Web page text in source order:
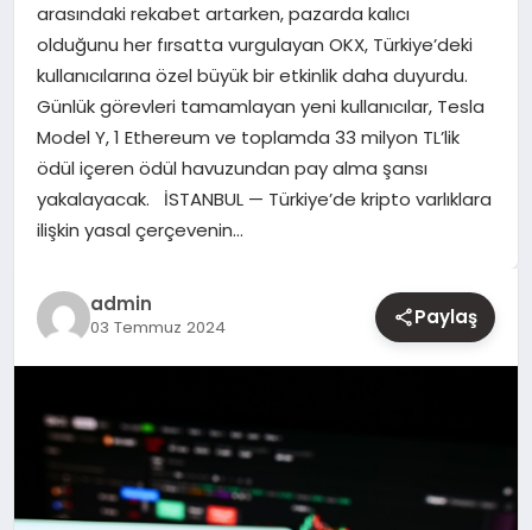
SPOR
YAŞAM
EĞITIM
arasındaki rekabet artarken, pazarda kalıcı
olduğunu her fırsatta vurgulayan OKX, Türkiye’deki
kullanıcılarına özel büyük bir etkinlik daha duyurdu.
Günlük görevleri tamamlayan yeni kullanıcılar, Tesla
Model Y, 1 Ethereum ve toplamda 33 milyon TL’lik
ödül içeren ödül havuzundan pay alma şansı
yakalayacak. İSTANBUL — Türkiye’de kripto varlıklara
ilişkin yasal çerçevenin…
admin
03 Temmuz 2024 Paylaş